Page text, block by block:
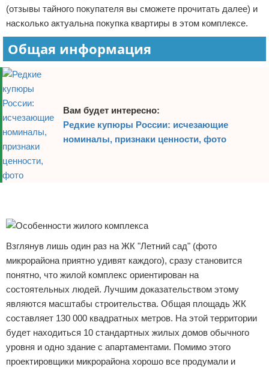
(отзывы тайного покупателя вы сможете прочитать далее) и
насколько актуальна покупка квартиры в этом комплексе.
Общая информация
Вам будет интересно:
Редкие купюры России: исчезающие
номиналы, признаки ценности, фото
Взглянув лишь один раз на ЖК "Летний сад" (фото
микрорайона приятно удивят каждого), сразу становится
понятно, что жилой комплекс ориентирован на
состоятельных людей. Лучшим доказательством этому
являются масштабы строительства. Общая площадь ЖК
составляет 130 000 квадратных метров. На этой территории
будет находиться 10 стандартных жилых домов обычного
уровня и одно здание с апартаментами. Помимо этого
проектировщики микрорайона хорошо все продумали и